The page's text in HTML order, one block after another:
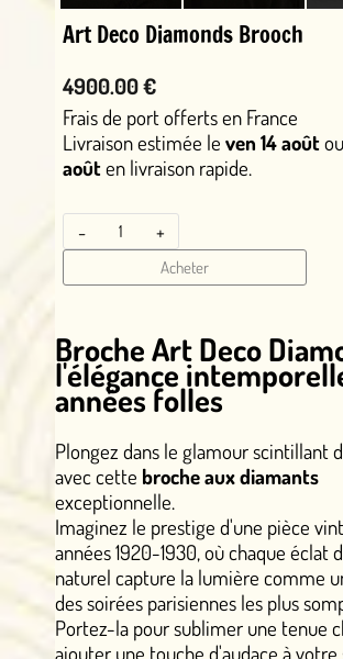
Art Deco Diamonds Brooch
4900.00 €
Frais de port offerts en France
Livraison estimée le ven 14 août
aoûten livraison rapide.
- +
Acheter
Broche Art Deco
l'élégance
années folles
Plongez dans le glamour scintillant
avec cette broche aux diamants
exceptionnelle.
Imaginez le prestige d'une pièce
années 1920-1930, où chaque éclat
naturel capture la lumière comme
des soirées parisiennes les plus
Portez-la pour sublimer une tenue
ajouter une touche d'audace à votre